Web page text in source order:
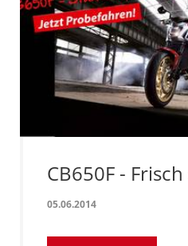
CB650F -
05.06.2014